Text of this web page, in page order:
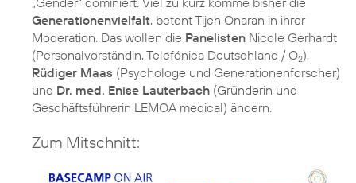
Generationenvielfalt, betont Tijen Onaran in ihrer
Moderation. Das wollen die Panelisten Nicole Gerhardt
(Personalvorständin, Telefónica Deutschland / O2),
Rüdiger Maas (Psychologe und Generationenforscher)
und Dr. med. Enise Lauterbach (Gründerin und
Geschäftsführerin LEMOA medical) ändern.
Zum Mitschnitt: